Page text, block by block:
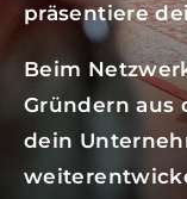
präsentiere
Beim
Gründern aus
dein